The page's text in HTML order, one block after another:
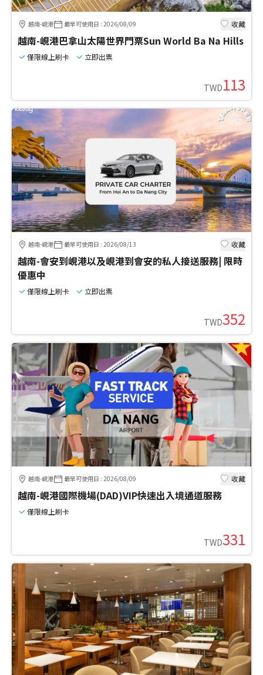
越南-峴港 最早可使用日 : 2026/08/09 收藏
越南-峴港巴拿山太陽世界門票Sun World Ba Na Hills
僅限線上刷卡 立即出票
TWD113
越南-峴港 最早可使用日 : 2026/08/13 收藏
越南-會安到峴港以及峴港到會安的私人接送服務| 限時
優惠中
僅限線上刷卡 立即出票
TWD352
越南-峴港 最早可使用日 : 2026/08/09 收藏
越南-峴港國際機場(DAD)VIP快速出入境通道服務
僅限線上刷卡
TWD331